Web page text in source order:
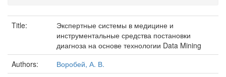
Title:
Экспертные системы в медицине и
инструментальные средства постановки
диагноза на основе технологии Data Mining
Authors:
Воробей, А. В.